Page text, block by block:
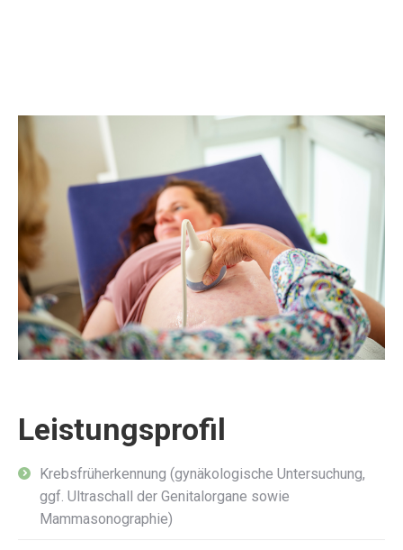
Leistungsprofil
Krebsfrüherkennung (gynäkologische Untersuchung,
ggf. Ultraschall der Genitalorgane sowie
Mammasonographie)